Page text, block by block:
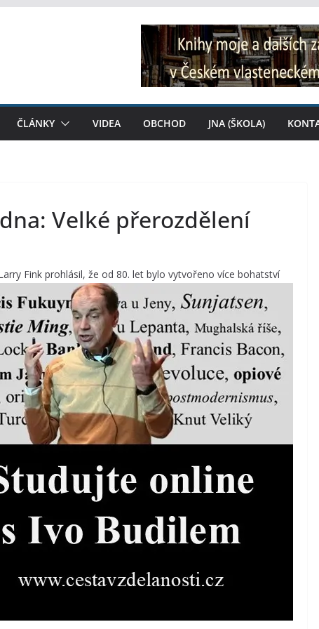
ČLÁNKY VIDEA OBCHOD JNA (ŠKOLA)
Velké přerozdělení
Fink prohlásil, že od 80. let bylo vytvořeno více bohatství